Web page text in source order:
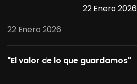
22 Enero 2026
22 Enero 2026
"El valor de lo que guardamos"